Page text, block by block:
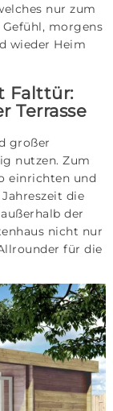
nur zum
morgens
wieder Heim
Falttür:
Terrasse
großer
nutzen. Zum
einrichten und
die
der
nicht nur
für die